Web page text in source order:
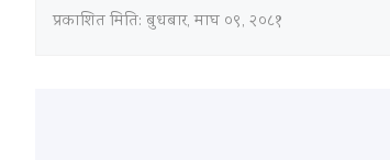
प्रकाशित मिति: बुधबार, माघ ०९, २०८१